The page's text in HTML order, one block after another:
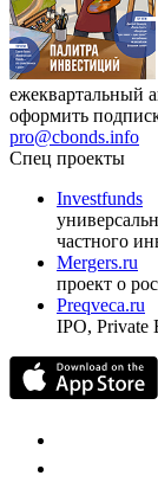
ежеквартальный
оформить
pro@cbonds.info
Спец проекты
Investfunds
частного
Mergers.ru
проект о
Preqveca.ru
IPO, Private